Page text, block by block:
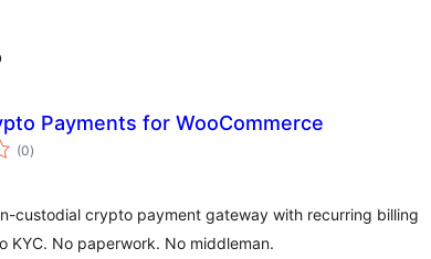
Payments for WooCommerce
(0total
de
)
custodial crypto payment gateway with recurring billing
KYC. No paperwork. No middleman.